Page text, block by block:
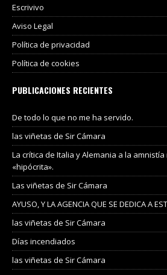
Escrivivo
Aviso Legal
Política de privacidad
Política de cookies
PUBLICACIONES RECIENTES
De todo lo que no me ha servido.
las viñetas de Sir Cámara
La crítica de Italia y Alemania a la
«hipócrita».
Las viñetas de Sir Cámara
AYUSO, Y LA AGENCIA QUE SE DEDICA A
las viñetas de Sir Cámara
Días incendiados
las viñetas de Sir Cámara